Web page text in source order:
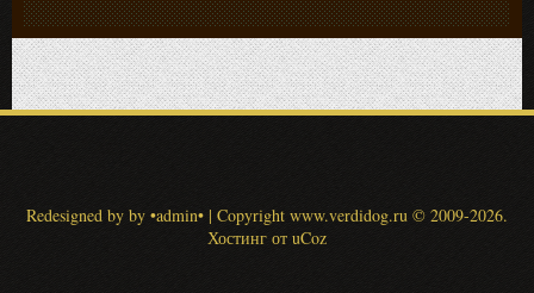
Redesigned by by •admin• | Copyright www.verdidog.ru © 2009-2026.
Хостинг от uCoz